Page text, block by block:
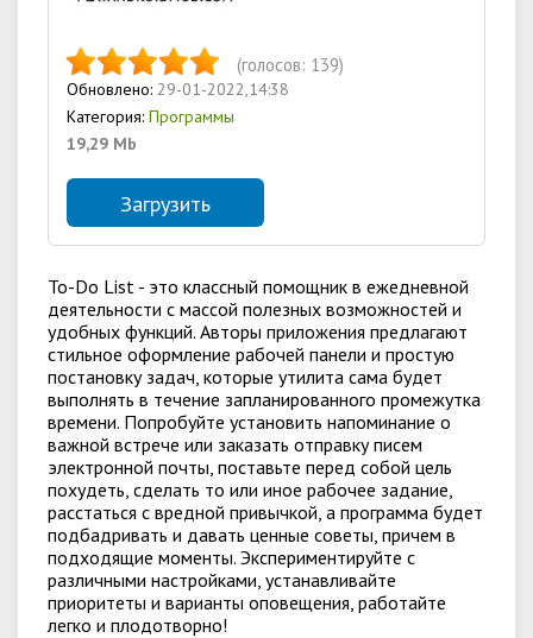
(голосов: 139)
Обновлено: 29-01-2022,14:38
Категория: Программы
19,29 Mb
Загрузить
To-Do List - это классный помощник в ежедневной
деятельности с массой полезных возможностей и
удобных функций. Авторы приложения предлагают
стильное оформление рабочей панели и простую
постановку задач, которые утилита сама будет
выполнять в течение запланированного промежутка
времени. Попробуйте установить напоминание о
важной встрече или заказать отправку писем
электронной почты, поставьте перед собой цель
похудеть, сделать то или иное рабочее задание,
расстаться с вредной привычкой, а программа будет
подбадривать и давать ценные советы, причем в
подходящие моменты. Экспериментируйте с
различными настройками, устанавливайте
приоритеты и варианты оповещения, работайте
легко и плодотворно!